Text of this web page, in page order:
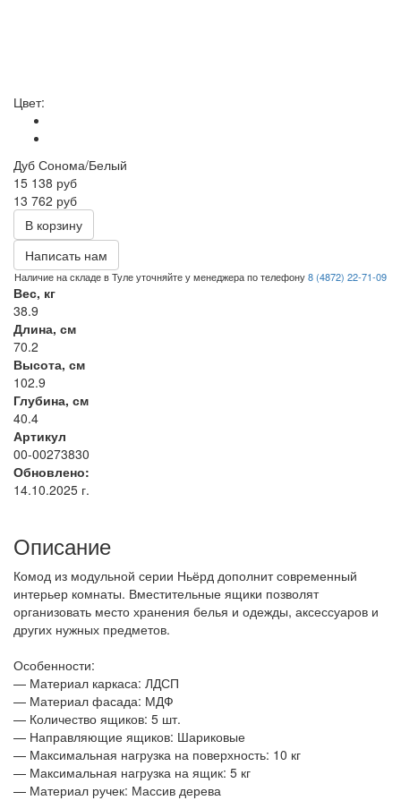
Цвет:
Дуб Сонома/Белый
15 138 руб
13 762 руб
В корзину
Написать нам
Наличие на складе в Туле уточняйте у менеджера по телефону8 (4872) 22-71-09
Вес, кг
38.9
Длина, см
70.2
Высота, см
102.9
Глубина, см
40.4
Артикул
00-00273830
Обновлено:
14.10.2025 г.
Описание
Комод из модульной серии Ньёрд дополнит современный
интерьер комнаты. Вместительные ящики позволят
организовать место хранения белья и одежды, аксессуаров и
других нужных предметов.
Особенности:
— Материал каркаса: ЛДСП
— Материал фасада: МДФ
— Количество ящиков: 5 шт.
— Направляющие ящиков: Шариковые
— Максимальная нагрузка на поверхность: 10 кг
— Максимальная нагрузка на ящик: 5 кг
— Материал ручек: Массив дерева